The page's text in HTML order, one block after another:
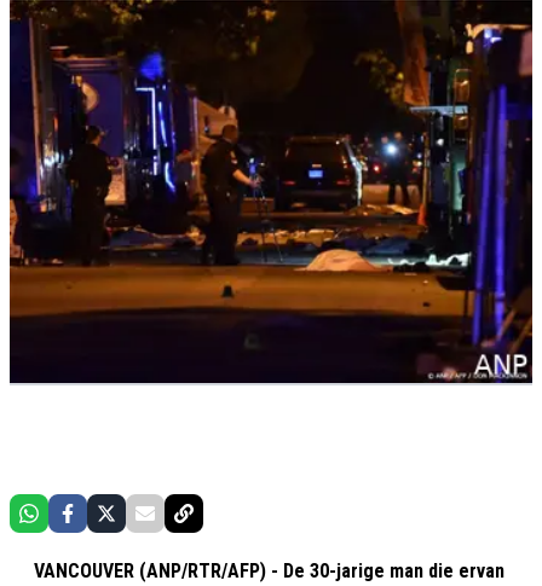
VANCOUVER (ANP/RTR/AFP) - De 30-jarige man die ervan